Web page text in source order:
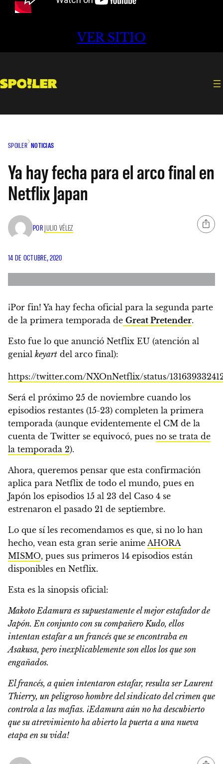
VER SITIO
SPOILER NOTICIAS
Ya hay fecha para el arco final en
Netflix Japan
POR JULIO VÉLEZ
14 DE OCTUBRE, 2020
¡Por fin! Ya hay fecha oficial para la segunda parte
de la primera temporada de Great Pretender.
Esto fue lo que anunció Netflix EU (atención al
genial keyart del arco final):
https://twitter.com/NXOnNetflix/status/
Será el próximo 25 de noviembre cuando los
episodios restantes (15-23) completen la primera
temporada (aunque evidentemente el CM de la
cuenta de Twitter se equivocó, pues no se trata de
la temporada 2).
Ahora, queremos pensar que esta confirmación
aplica para Netflix de todo el mundo, pues en
Japón los episodios 15 al 23 del Caso 4 se
estrenaron el pasado 21 de septiembre.
Lo que sí les recomendamos es que, si no lo han
hecho, vean esta gran serie anime AHORA
MISMO, pues sus primeros 14 episodios están
disponibles en Netflix.
Esta es la sinopsis oficial:
Makoto Edamura es supuestamente el mejor estafador de
Japón. En conjunto con su compañero Kudo, ellos
intentan estafar a un francés que se encontraba en
Asakusa, pero inexplicablemente son ellos los que son
engañados.
El francés, a quien intentaron estafar, resulta ser Laurent
Thierry, un peligroso hombre del sindicato del crimen que
controla a las mafias. ¡Edamura aún no ha descubierto
que su atrevimiento ha abierto la puerta a una nueva
etapa en su vida!